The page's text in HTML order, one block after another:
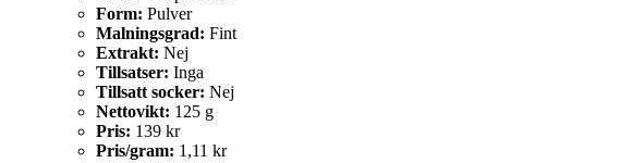
Form: Pulver
Malningsgrad: Fint
Extrakt: Nej
Tillsatser: Inga
Tillsatt socker: Nej
Nettovikt: 125 g
Pris: 139 kr
Pris/gram: 1,11 kr